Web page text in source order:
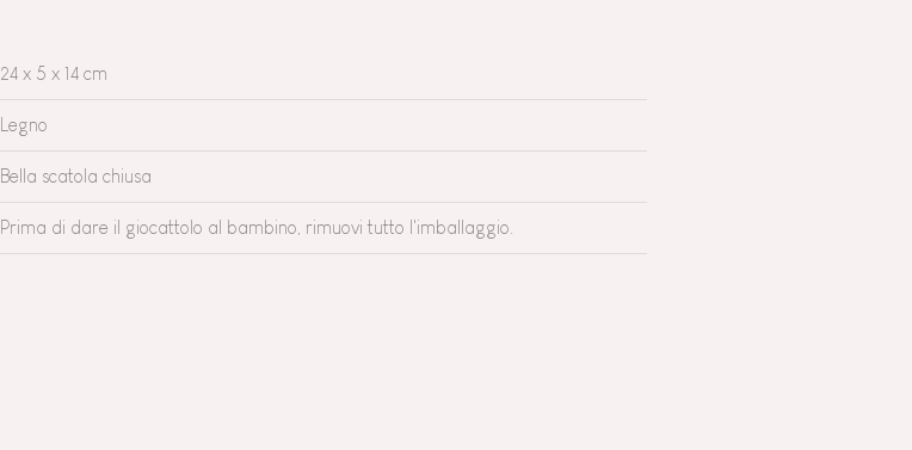
24 x 5 x 14 cm
Legno
Bella scatola chiusa
Prima di dare il giocattolo al bambino, rimuovi tutto l'imballaggio.